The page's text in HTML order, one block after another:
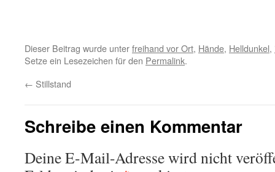
Dieser Beitrag wurde unterfreihand vor Ort, Hände, Helldunkel,
Setze ein Lesezeichen für den Permalink.
← Stillstand
Schreibe einen Kommentar
Deine E-Mail-Adresse wird nicht